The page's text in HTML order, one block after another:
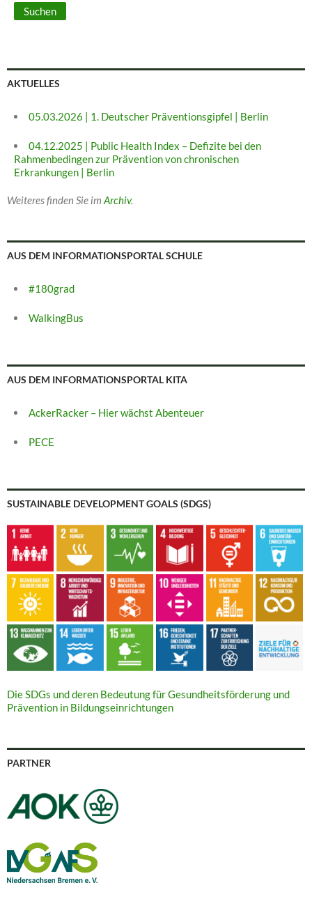
AKTUELLES
05.03.2026 | 1. Deutscher Präventionsgipfel | Berlin
04.12.2025 | Public Health Index – Defizite bei den
Rahmenbedingen zur Prävention von chronischen
Erkrankungen | Berlin
Weiteres finden Sie im Archiv.
AUS DEM INFORMATIONSPORTAL SCHULE
#180grad
WalkingBus
AUS DEM INFORMATIONSPORTAL KITA
AckerRacker – Hier wächst Abenteuer
PECE
SUSTAINABLE DEVELOPMENT GOALS (SDGS)
Die SDGs und deren Bedeutung für Gesundheitsförderung und
Prävention in Bildungseinrichtungen
PARTNER